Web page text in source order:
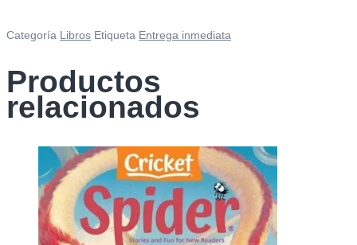
Categoría Libros Etiqueta Entrega inmediata
Productos
relacionados